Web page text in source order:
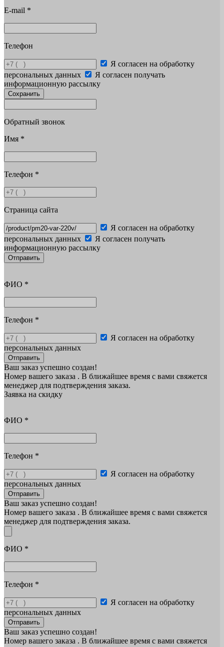
E-mail *
Телефон
Я согласен на обработку
персональных данных
Я согласен получать
информационную рассылку
Сохранить
Обратный звонок
Имя *
Телефон *
Страница сайта
Я согласен на обработку
персональных данных
Я согласен получать
информационную рассылку
Отправить
ФИО *
Телефон *
Я согласен на обработку
персональных данных
Отправить
Ваш заказ успешно создан!
Номер вашего заказа . В ближайшее время с вами свяжется
менеджер для подтверждения заказа.
Заявка на скидку
ФИО *
Телефон *
Я согласен на обработку
персональных данных
Отправить
Ваш заказ успешно создан!
Номер вашего заказа . В ближайшее время с вами свяжется
менеджер для подтверждения заказа.
ФИО *
Телефон *
Я согласен на обработку
персональных данных
Отправить
Ваш заказ успешно создан!
Номер вашего заказа . В ближайшее время с вами свяжется